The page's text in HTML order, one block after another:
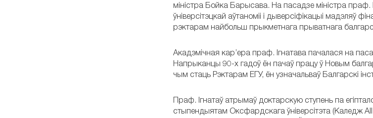
міністра Бойка Барысава. На пасадзе міністра
ўніверсітэцкай аўтаноміі і дыверсіфікацыі мадэляў
рэктарам найбольш прыкметнага прыватнага
Акадэмічная кар’ера праф. Ігнатава пачалася на
Напрыканцы 90-х гадоў ён пачаў працу ў Новым
чым стаць Рэктарам ЕГУ, ён узначальваў Балгарскі
Праф. Ігнатаў атрымаў доктарскую ступень па
стыпендыятам Оксфардскага ўніверсітэта (Каледж